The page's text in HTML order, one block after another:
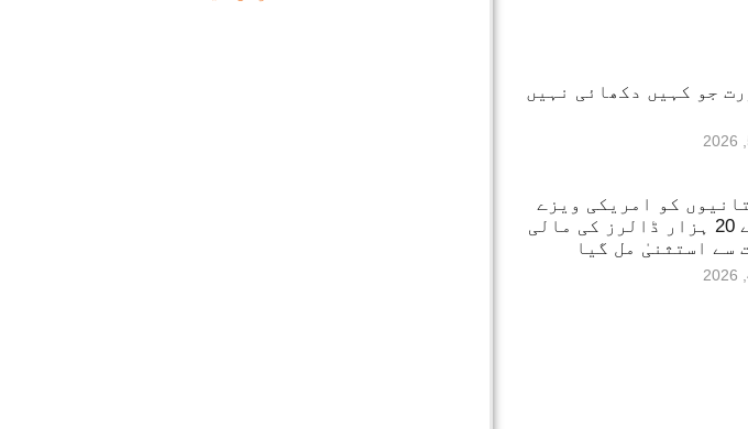
جو کہیں دکھائی نہیں
کو امریکی ویزے
کیلئے 20 ہزار ڈالرز کی مالی
سے استثنیٰ مل گیا